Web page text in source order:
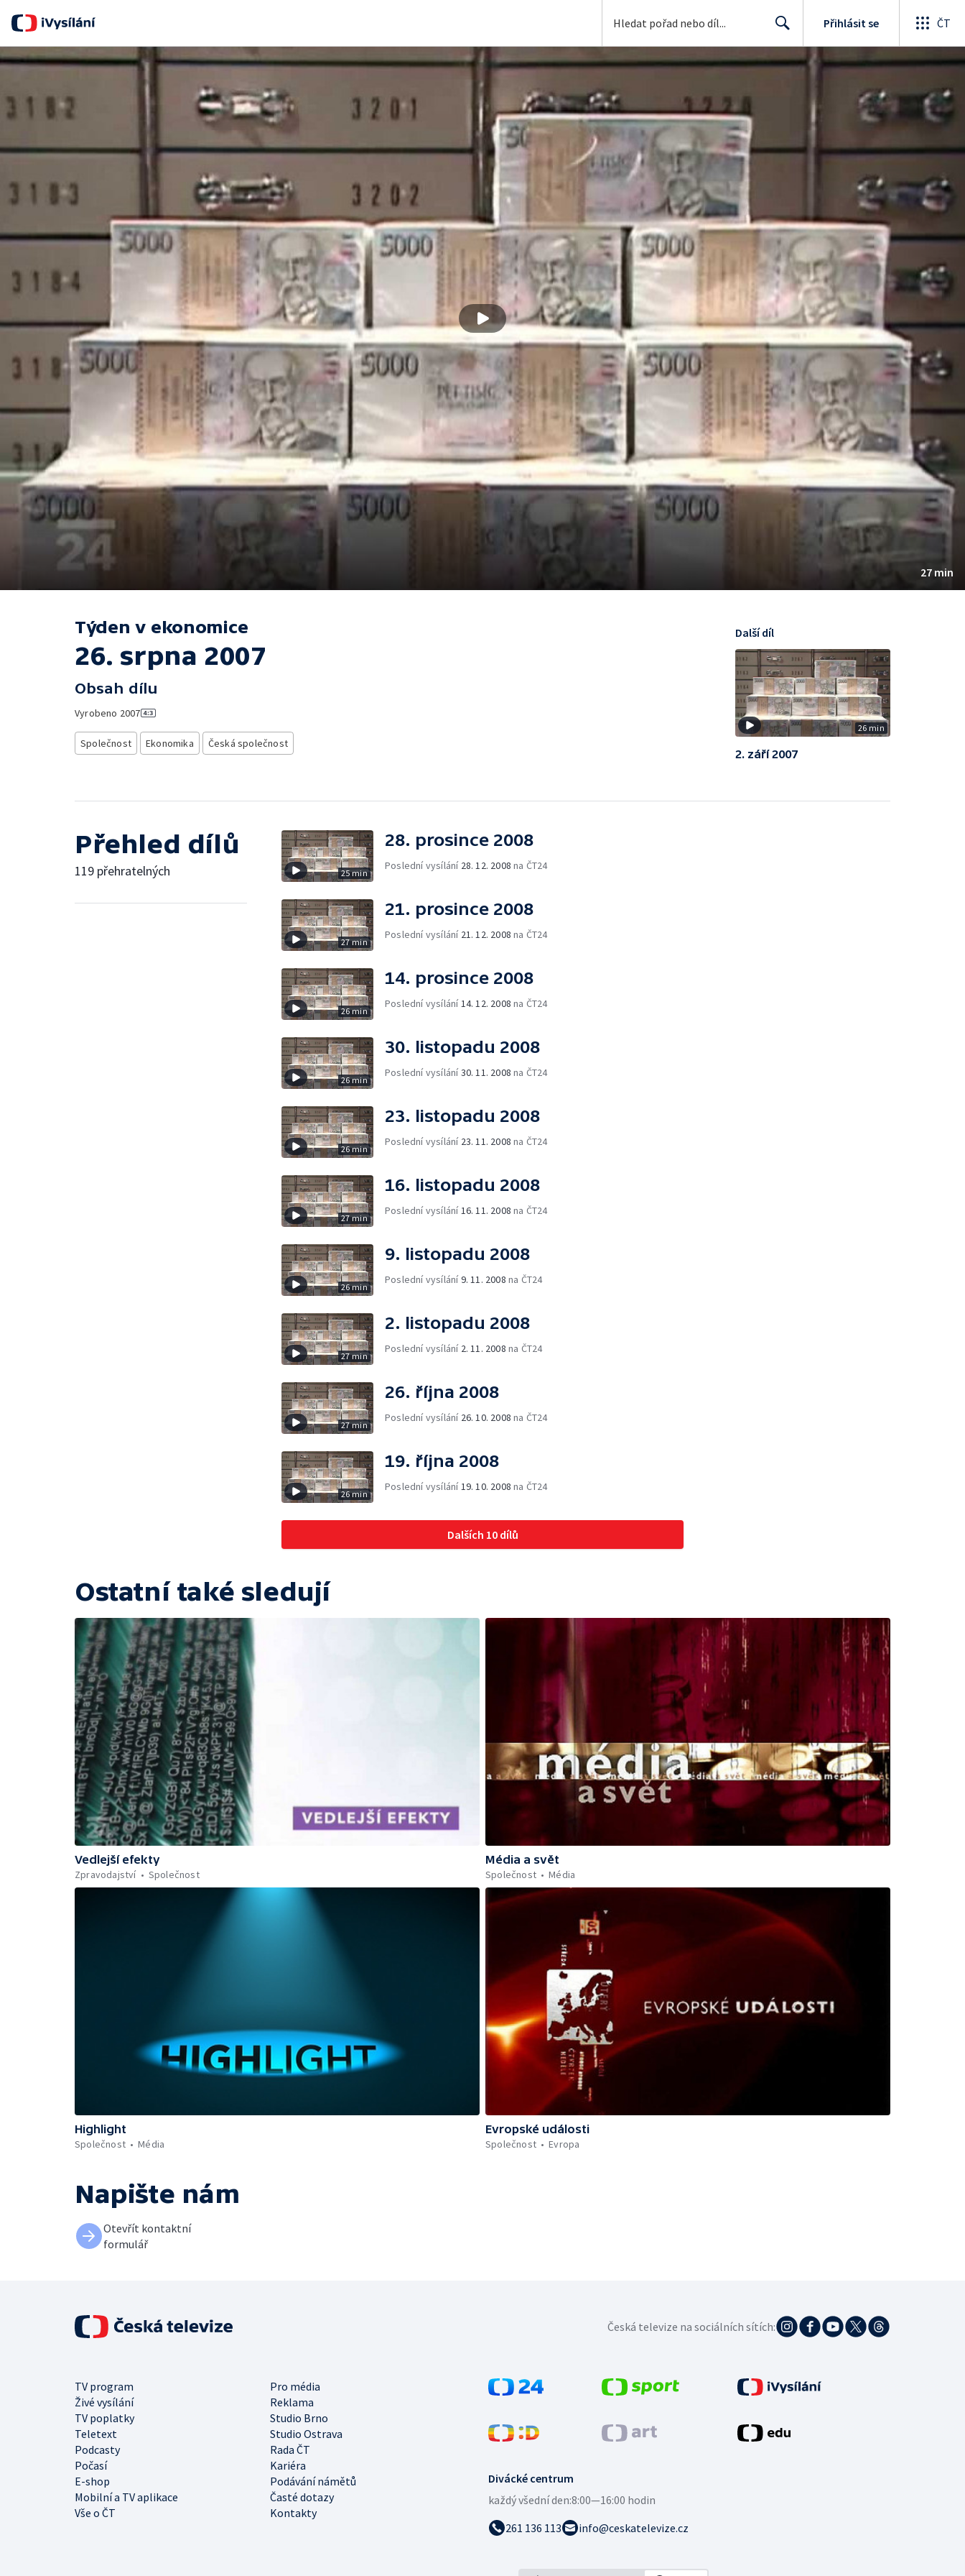
Přihlásit se ČT
27 min
Týden v ekonomice
26. srpna 2007
Obsah dílu
Vyrobeno 2007
Společnost Ekonomika Česká společnost
26 min
Další díl
2. září 2007
Přehled dílů
119 přehratelných 25 min
28. prosince 2008
Poslední vysílání 28. 12. 2008 na ČT24
27 min
21. prosince 2008
Poslední vysílání 21. 12. 2008 na ČT24
26 min
14. prosince 2008
Poslední vysílání 14. 12. 2008 na ČT24
26 min
30. listopadu 2008
Poslední vysílání30. 11. 2008 na ČT24
26 min
23. listopadu 2008
Poslední vysílání 23. 11. 2008 na ČT24
27 min
16. listopadu 2008
Poslední vysílání 16. 11. 2008 na ČT24
26 min
9. listopadu 2008
Poslední vysílání9. 11. 2008 na ČT24
27 min
2. listopadu 2008
Poslední vysílání 2. 11. 2008 na ČT24
27 min
26. října 2008
Poslední vysílání 26. 10. 2008 na ČT24
26 min
19. října 2008
Poslední vysílání 19. 10. 2008 na ČT24
Dalších 10 dílů
Ostatní také sledují
Vedlejší efekty
Zpravodajství
Společnost
Média a svět
Společnost
Média
Highlight
Společnost
Média
Evropské události
Společnost
Evropa
Napište nám
Otevřít kontaktní
formulář
Divácké centrum
každý všední den:8:00—16:00 hodin
261 136 113
info@ceskatelevize.cz
TV program
Pro média
Živé vysílání
Reklama
TV poplatky
Studio Brno
Teletext
Studio Ostrava
Podcasty
Rada ČT
Počasí
Kariéra
E-shop
Podávání námětů
Mobilní a TV aplikace
Časté dotazy
Vše o ČT
Kontakty
Česká televize na sociálních sítích: